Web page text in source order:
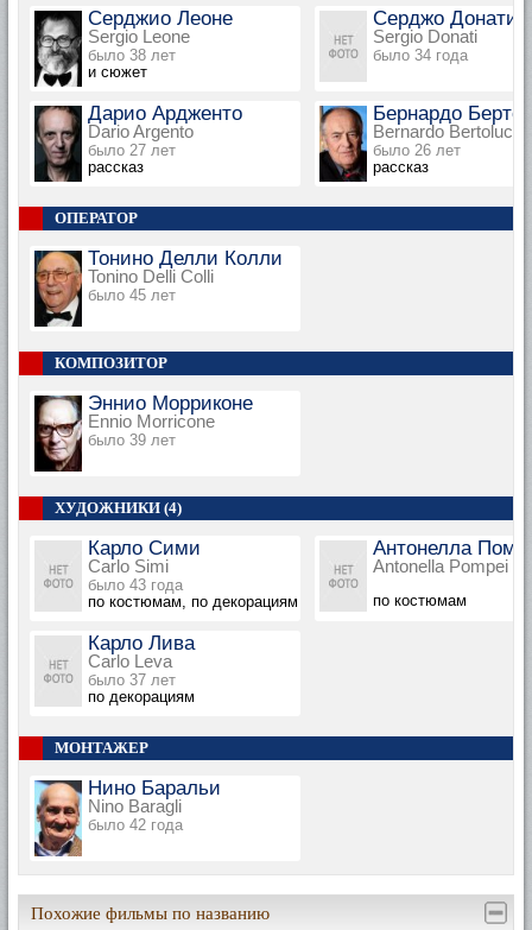
Серджио Леоне
Sergio Leone
было 38 лет
и сюжет
Серджо Донати
Sergio Donati
было 34 года
Дарио Ардженто
Dario Argento
было 27 лет
рассказ
Бернардо
Bernardo Bertolucci
было 26 лет
рассказ
ОПЕРАТОР
Тонино Делли Колли
Tonino Delli Colli
было 45 лет
КОМПОЗИТОР
Эннио Морриконе
Ennio Morricone
было 39 лет
ХУДОЖНИКИ (4)
Карло Сими
Carlo Simi
было 43 года
по костюмам, по декорациям
Антонелла
Antonella Pompei
по костюмам
Карло Лива
Carlo Leva
было 37 лет
по декорациям
МОНТАЖЕР
Нино Баральи
Nino Baragli
было 42 года
Похожие фильмы по названию